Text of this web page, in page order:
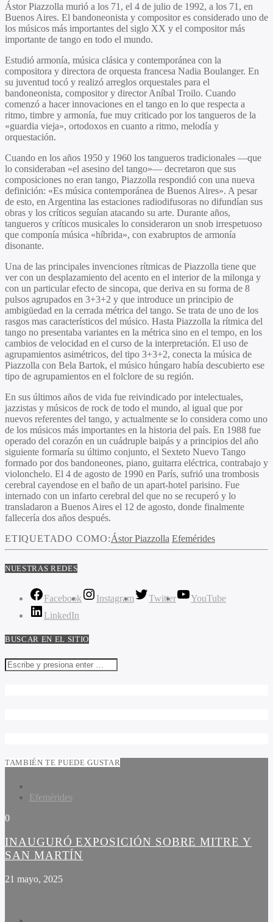
Ástor Piazzolla murió a los 71, el 4 de julio de 1992, a los 71, en
Buenos Aires. El bandoneonista y compositor es considerado uno de
los músicos más importantes del siglo XX y el compositor más
importante de tango en todo el mundo.
Estudió armonía, música clásica y contemporánea con la
compositora y directora de orquesta francesa Nadia Boulanger. En
su juventud tocó y realizó arreglos orquestales para el
bandoneonista, compositor y director Aníbal Troilo. Cuando
comenzó a hacer innovaciones en el tango en lo que respecta a
ritmo, timbre y armonía, fue muy criticado por los tangueros de la
«guardia vieja», ortodoxos en cuanto a ritmo, melodía y
orquestación.
Cuando en los años 1950 y 1960 los tangueros tradicionales —que
lo consideraban «el asesino del tango»— decretaron que sus
composiciones no eran tango, Piazzolla respondió con una nueva
definición: «Es música contemporánea de Buenos Aires». A pesar
de esto, en Argentina las estaciones radiodifusoras no difundían sus
obras y los críticos seguían atacando su arte. Durante años,
tangueros y críticos musicales lo consideraron un snob irrespetuoso
que componía música «híbrida», con exabruptos de armonía
disonante.
Una de las principales invenciones rítmicas de Piazzolla tiene que
ver con un desplazamiento del acento en el interior de la milonga y
con un particular efecto de sincopa, que deriva en su forma de 8
pulsos agrupados en 3+3+2 y que introduce un principio de
ambigüedad en la cerrada métrica del tango. Se trata de uno de los
rasgos mas característicos del músico. Hasta Piazzolla la rítmica del
tango no presentaba variantes en la métrica sino en el tempo, en los
cambios de velocidad en el curso de la interpretación. El uso de
agrupamientos asimétricos, del tipo 3+3+2, conecta la música de
Piazzolla con Bela Bartok, el músico húngaro había descubierto ese
tipo de agrupamientos en el folclore de su región.
En sus últimos años de vida fue reivindicado por intelectuales,
jazzistas y músicos de rock de todo el mundo, al igual que por
nuevos referentes del tango, y actualmente se lo considera como uno
de los músicos más importantes en la historia del país. En 1988 fue
operado del corazón en un cuádruple baipás y a principios del año
siguiente formaría su último conjunto, el Sexteto Nuevo Tango
formado por dos bandoneones, piano, guitarra eléctrica, contrabajo y
violonchelo. El 4 de agosto de 1990 en París, sufrió una trombosis
cerebral cayendose en el baño de un apart-hotel parisino. Fue
internado con un infarto cerebral del que no se recuperó y lo
transladaron a Buenos Aires el 12 de agosto, donde finalmente
fallecería dos años después.
ETIQUETADO COMO:Ástor Piazzolla Efemérides
NUESTRAS REDES
Facebook Instagram Twitter
YouTube
LinkedIn
BUSCAR EN EL SITIO
TAMBIÉN TE PUEDE GUSTAR
Efemérides
0
INAUGURÓ EXPOSICIÓN SOBRE MITRE Y
SAN MARTÍN
21 mayo, 2025